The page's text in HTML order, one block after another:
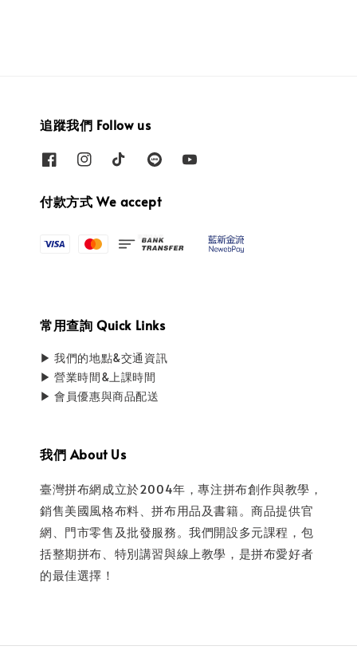
追蹤我們 Follow us
付款方式 We accept
常用查詢 Quick Links
▶ 我們的地點&交通資訊
▶ 營業時間&上課時間
▶ 會員優惠與商品配送
我們 About Us
臺灣拼布網成立於2004年，專注拼布創作與教學，
銷售美國風格布料、拼布用品及書籍。商品提供官
網、門市零售及批發服務。我們開設多元課程，包
括整期拼布、特別講習與線上教學，是拼布愛好者
的最佳選擇！